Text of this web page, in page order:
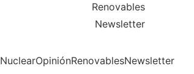
Renovables
Newsletter
NuclearOpiniónRenovablesNewsletter